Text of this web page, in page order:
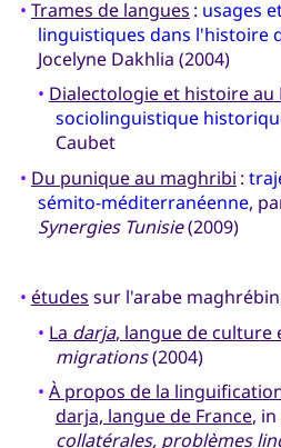
• Trames de langues : usages
linguistiques dans l'histoire
Jocelyne Dakhlia (2004)
• Dialectologie et histoire au
sociolinguistique
Caubet
• Du punique au maghribi :
sémito-méditerranéenne,
Synergies Tunisie(2009)
• études sur l'arabe
• La darja, langue de culture
migrations(2004)
• À propos de la
darja, langue de France, in
collatérales, problèmes